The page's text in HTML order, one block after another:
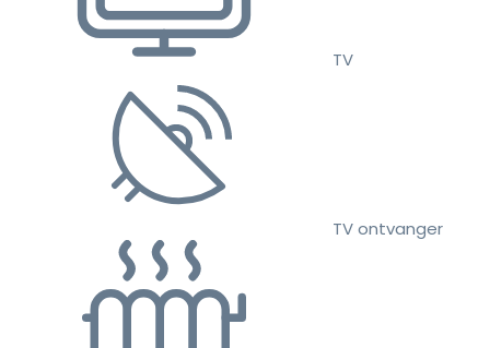
TV
TV ontvanger